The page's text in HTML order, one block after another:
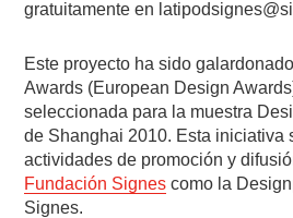
gratuitamente en
Este proyecto ha sido
Awards (European Design
seleccionada para la muestra
de Shanghai 2010. Esta iniciativa
actividades de promoción y
Fundación Signes como la
Signes.